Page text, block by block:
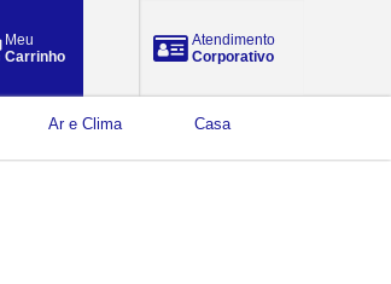
Meu
Carrinho
Atendimento
Corporativo
Ar e Clima Casa